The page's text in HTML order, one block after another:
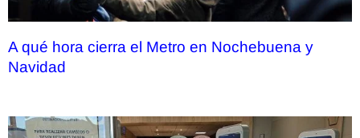
A qué hora cierra el Metro en Nochebuena y
Navidad